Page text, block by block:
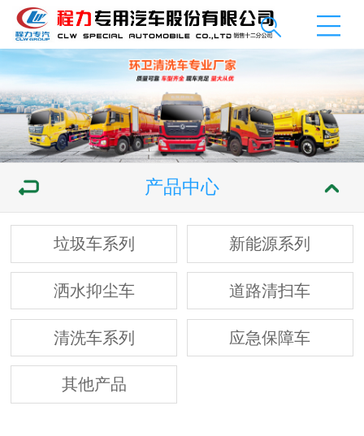
产品中心
垃圾车系列 新能源系列
洒水抑尘车 道路清扫车
清洗车系列 应急保障车
其他产品